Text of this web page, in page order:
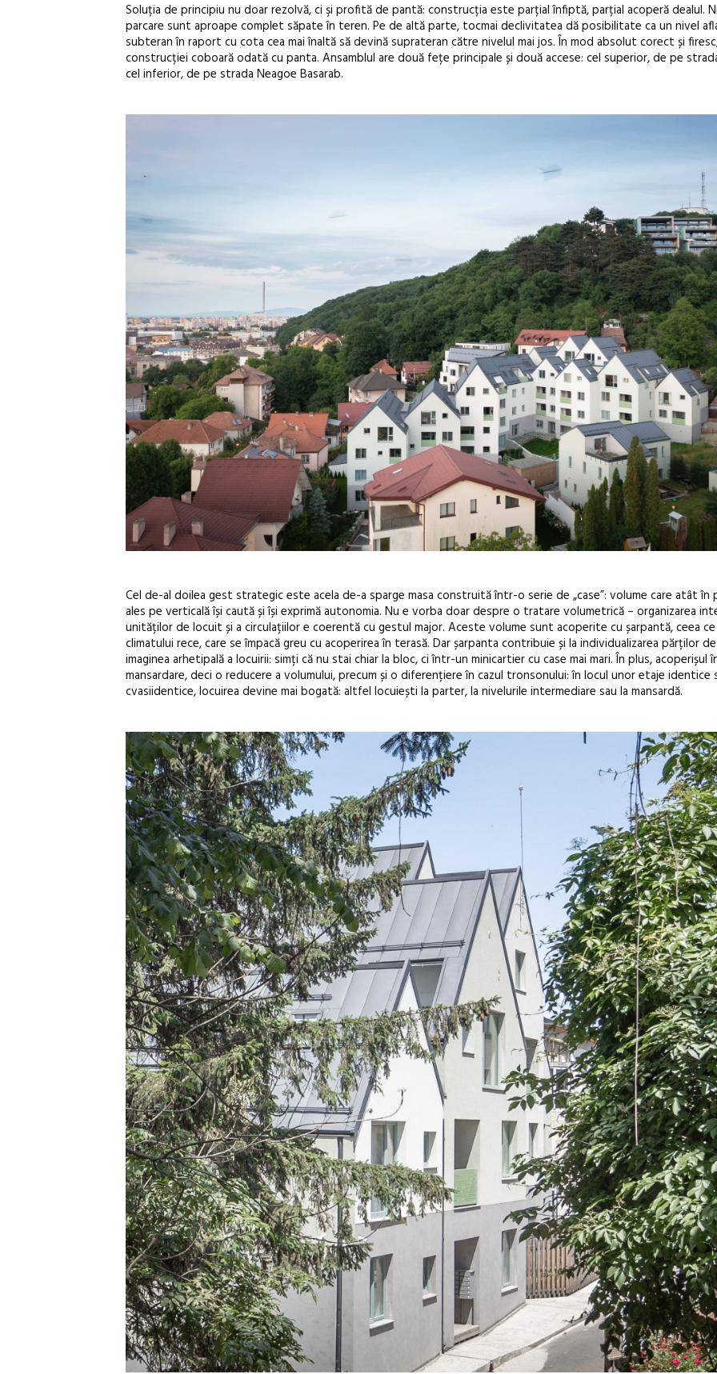
Soluția de principiu nu doar rezolvă, ci şi profită de pantă: construcția este parțial înfiptă, parțial acoperă dealul.
parcare sunt aproape complet săpate în teren. Pe de altă parte, tocmai declivitatea dă posibilitate ca un nivel
subteran în raport cu cota cea mai înaltă să devină suprateran către nivelul mai jos. În mod absolut corect și
construcției coboară odată cu panta. Ansamblul are două fețe principale și două accese: cel superior, de pe
cel inferior, de pe strada Neagoe Basarab.
Cel de-al doilea gest strategic este acela de-a sparge masa construită într-o serie de „case”: volume care atât în
ales pe verticală își caută și își exprimă autonomia. Nu e vorba doar despre o tratare volumetrică – organizarea
unităților de locuit și a circulațiilor e coerentă cu gestul major. Aceste volume sunt acoperite cu șarpantă, ceea
climatului rece, care se împacă greu cu acoperirea în terasă. Dar șarpanta contribuie și la individualizarea părților
imaginea arhetipală a locuirii: simți că nu stai chiar la bloc, ci într-un minicartier cu case mai mari. În plus, acoperișul
mansardare, deci o reducere a volumului, precum și o diferențiere în cazul tronsonului: în locul unor etaje identice
cvasiidentice, locuirea devine mai bogată: altfel locuiești la parter, la nivelurile intermediare sau la mansardă.